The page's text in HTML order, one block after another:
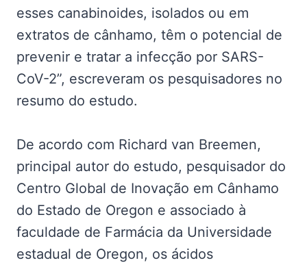
esses canabinoides, isolados ou em
extratos de cânhamo, têm o potencial de
prevenir e tratar a infecção por SARS-
CoV-2”, escreveram os pesquisadores no
resumo do estudo.
De acordo com Richard van Breemen,
principal autor do estudo, pesquisador do
Centro Global de Inovação em Cânhamo
do Estado de Oregon e associado à
faculdade de Farmácia da Universidade
estadual de Oregon, os ácidos